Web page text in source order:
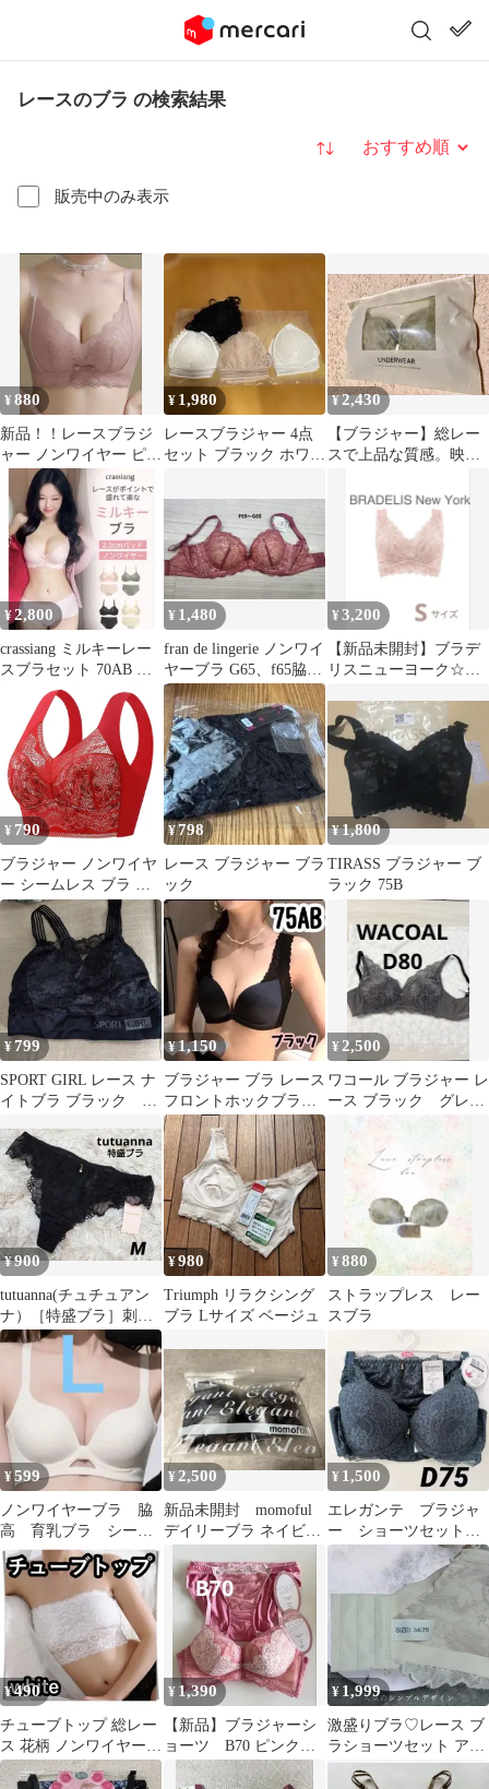
レースのブラ の検索結果
販売中のみ表示
並び替え
¥880
新品！！レースブラジ
ャー ノンワイヤー ピン
¥ 1,980
レースブラジャー 4点
セット ブラック ホワイ
¥2,430
【ブラジャー】総レー
スで上品な質感。映え
¥2,800
crassiang ミルキーレー
スブラセット 70AB ピ
ンク 新品未使用
¥ 1,480
fran de lingerie ノンワイ
ヤーブラ G65、f65脇
高、レース
¥3,200
【新品未開封】ブラデ
リスニューヨーク☆ハ
クールブラ☆Sサイズ
¥ 790
ブラジャー ノンワイヤ
ー シームレス ブラ レ
ース 花柄 ナイトブラ
美胸 リフトアップ 脇高
かわいい 軽い 楽ちん
日中兼用 美シルエット
大きいサイズ as-004
¥798
レース ブラジャー ブラ
ック
¥1,800
TIRASS ブラジャー ブ
ラック 75B
¥799
SPORT GIRL レース ナ
イトブラ ブラック M
¥1,150
ブラジャー ブラ レース
フロントホックブラノ
ンワイヤー 前開き ノン
ワイヤー
¥ 2,500
ワコール ブラジャー レ
ース ブラック グレ
ー D80 WACOAL
¥900
tutuanna(チュチュアン
ナ）［特盛ブラ］刺繍
レースTバックМサイズ
¥980
Triumph リラクシング
ブラ Lサイズ ベージュ
¥880
ストラップレス レー
スブラ
¥599
ノンワイヤーブラ 脇
高 育乳ブラ シーム
レス ホワイト Lサ
イズ 盛りブラ 楽
¥2,500
新品未開封 momoful
デイリーブラ ネイビー
¥ 1,500
エレガンテ ブラジャ
ー ショーツセット
D75 レース サイドス
トリングショーツ
¥490
チューブトップ 総レー
ス 花柄 ノンワイヤー
シームレスブラ 白
¥ 1,390
【新品】ブラジャーシ
ョーツ B70 ピンク白
レース あざとブラ
¥ 1,999
激盛りブラ♡レース ブ
ラショーツセット アイ
ボリー 美胸